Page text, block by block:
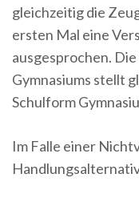
gleichzeitig die
ersten Mal eine
ausgesprochen.
Gymnasiums stellt
Schulform
Im Falle einer